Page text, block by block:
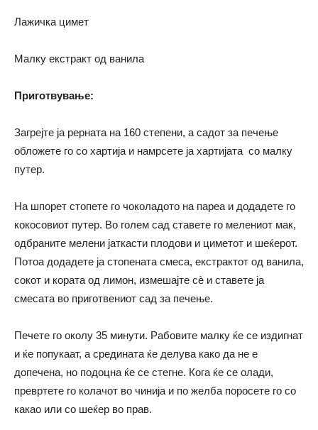
Лажичка цимет
Малку екстракт од ванила
Приготвување:
Загрејте ја рерната на 160 степени, а садот за печење
обложете го со хартија и намрсете ја хартијата со малку
путер.
На шпорет стопете го чоколадото на пареа и додадете го
кокосовиот путер. Во голем сад ставете го мелениот мак,
одбраните мелени јаткасти плодови и циметот и шеќерот.
Потоа додадете ја стопената смеса, екстрактот од ванила,
сокот и кората од лимон, измешајте сѐ и ставете ја
смесата во приготвениот сад за печење.
Печете го околу 35 минути. Рабовите малку ќе се издигнат
и ќе попукаат, а средината ќе делува како да не е
допечена, но подоцна ќе се стегне. Кога ќе се олади,
превртете го колачот во чинија и по желба поросете го со
какао или со шеќер во прав.